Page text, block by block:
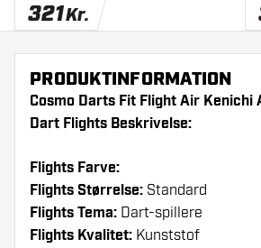
321Kr.
PRODUKTINFORMATION
Cosmo Darts Fit Flight Air Kenichi
Dart Flights Beskrivelse:
Flights Farve:
Flights Størrelse: Standard
Flights Tema: Dart-spillere
Flights Kvalitet: Kunststof